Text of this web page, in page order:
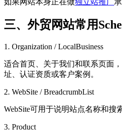
三、外贸网站常用
1. Organization / LocalBusiness
适合首页、关于我们和联系页面
址、认证资质或客户案例。
2. WebSite / BreadcrumbList
WebSite可用于说明站点名称和搜
3. Product